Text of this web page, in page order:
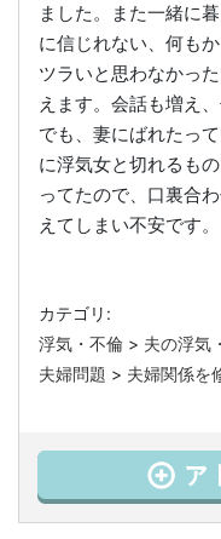
ました。また一緒に
に信じれない、何も
ツラいと思わなかっ
えます。会話も増え
でも、妻にばれたっ
に浮気女と切れるも
ってたので、口裏合
えてしまい不安です。
カテゴリ:
浮気・不倫 > 夫の浮気
夫婦問題 > 夫婦関係を